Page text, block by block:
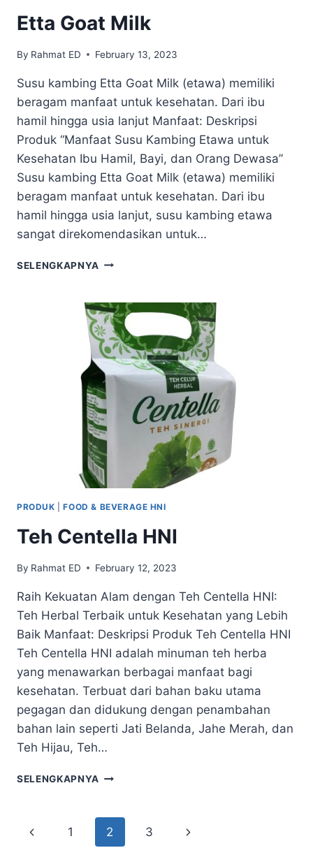
Etta Goat Milk
By Rahmat ED February 13, 2023
Susu kambing Etta Goat Milk (etawa) memiliki
beragam manfaat untuk kesehatan. Dari ibu
hamil hingga usia lanjut Manfaat: Deskripsi
Produk “Manfaat Susu Kambing Etawa untuk
Kesehatan Ibu Hamil, Bayi, dan Orang Dewasa”
Susu kambing Etta Goat Milk (etawa) memiliki
beragam manfaat untuk kesehatan. Dari ibu
hamil hingga usia lanjut, susu kambing etawa
sangat direkomendasikan untuk…
SELENGKAPNYA
PRODUK |FOOD & BEVERAGE HNI
Teh Centella HNI
By Rahmat ED February 12, 2023
Raih Kekuatan Alam dengan Teh Centella HNI:
Teh Herbal Terbaik untuk Kesehatan yang Lebih
Baik Manfaat: Deskripsi Produk Teh Centella HNI
Teh Centella HNI adalah minuman teh herba
yang menawarkan berbagai manfaat bagi
kesehatan. Terbuat dari bahan baku utama
pegagan dan didukung dengan penambahan
bahan lain seperti Jati Belanda, Jahe Merah, dan
Teh Hijau, Teh…
SELENGKAPNYA
1 2 3